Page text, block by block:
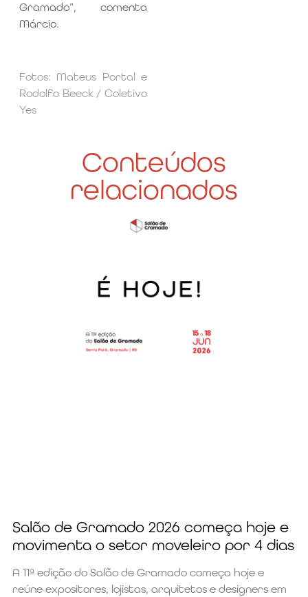
Gramado”, comenta
Márcio.
Fotos: Mateus Portal e
Rodolfo Beeck / Coletivo
Yes
Conteúdos
relacionados
Salão de Gramado 2026 começa hoje e
movimenta o setor moveleiro por 4 dias
A 11ª edição do Salão de Gramado começa hoje e
reúne expositores, lojistas, arquitetos e designers em